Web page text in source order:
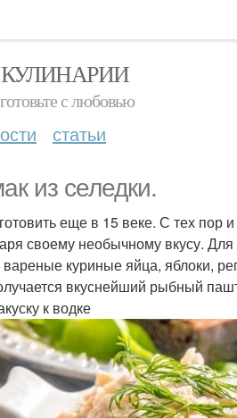
с любовью
статьи
из селедки.
еще в 15 веке. С тех пор
своему необычному вкусу. Для
куриные яйца, яблоки,
вкуснейший рыбный
к водке